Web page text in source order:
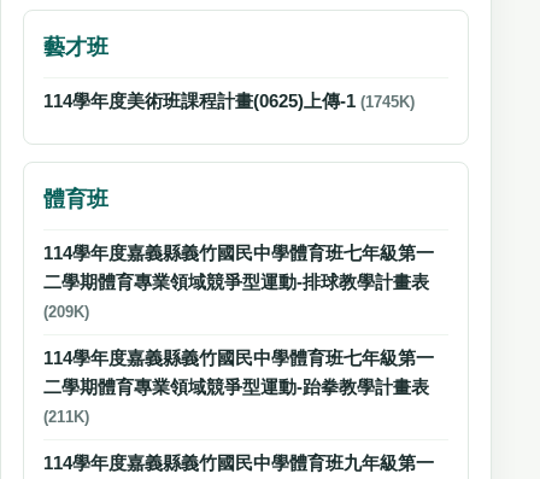
藝才班
114學年度美術班課程計畫(0625)上傳-1 (1745K)
體育班
114學年度嘉義縣義竹國民中學體育班七年級第一
二學期體育專業領域競爭型運動-排球教學計畫表
(209K)
114學年度嘉義縣義竹國民中學體育班七年級第一
二學期體育專業領域競爭型運動-跆拳教學計畫表
(211K)
114學年度嘉義縣義竹國民中學體育班九年級第一